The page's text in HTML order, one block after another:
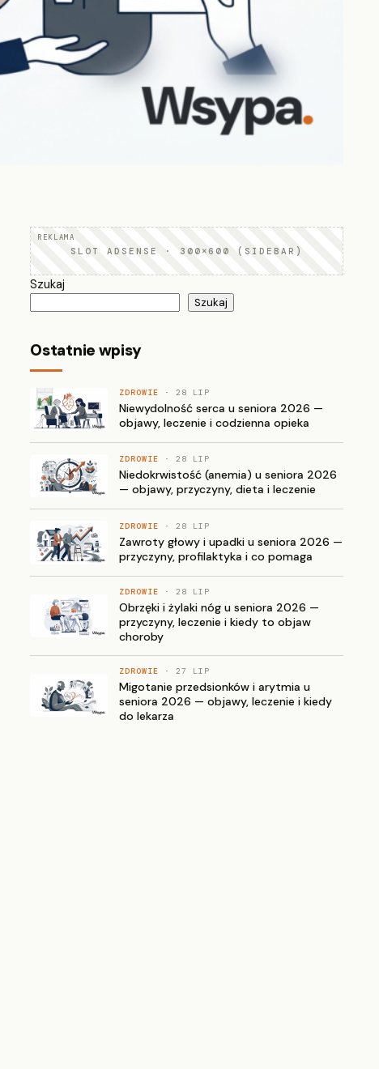
SLOT ADSENSE · 300×600 (SIDEBAR)
Szukaj
Szukaj
Ostatnie wpisy
ZDROWIE · 28 LIP
Niewydolność serca u seniora 2026 —
objawy, leczenie i codzienna opieka
ZDROWIE · 28 LIP
Niedokrwistość (anemia) u seniora 2026
— objawy, przyczyny, dieta i leczenie
ZDROWIE · 28 LIP
Zawroty głowy i upadki u seniora 2026 —
przyczyny, profilaktyka i co pomaga
ZDROWIE · 28 LIP
Obrzęki i żylaki nóg u seniora 2026 —
przyczyny, leczenie i kiedy to objaw
choroby
ZDROWIE · 27 LIP
Migotanie przedsionków i arytmia u
seniora 2026 — objawy, leczenie i kiedy
do lekarza